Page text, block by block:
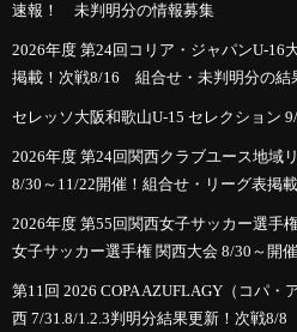
速報！ 未判明分の情報募集
2026年度 第24回コリア・ジャパンU-
掲載！次戦8/16 組合せ・未判明分の結
セレッソ大阪和歌山U-15 セレクション
2026年度 第24回関西クラブユース地域
8/30～11/22開催！組合せ・リーグ表掲載
2026年度 第55回関西女子サッカー選手
女子サッカー選手権 関西大会 8/30～開
第11回 2026 COPA AZUFLAGY（コパ・
西 7/31.8/1.2.3判明分結果更新！次戦8/